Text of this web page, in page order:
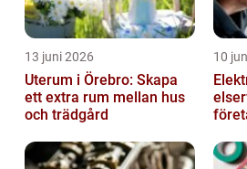
13 juni 2026
Uterum i Örebro: Skapa
ett extra rum mellan hus
och trädgård
10